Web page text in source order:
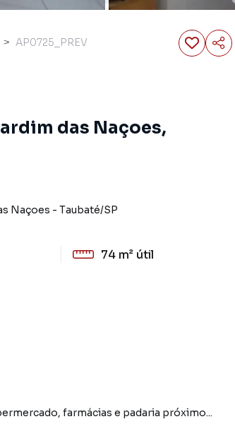
AP0725_PREV
das Naçoes,
Naçoes - Taubaté/SP
74 m² útil
farmácias e padaria próximo...